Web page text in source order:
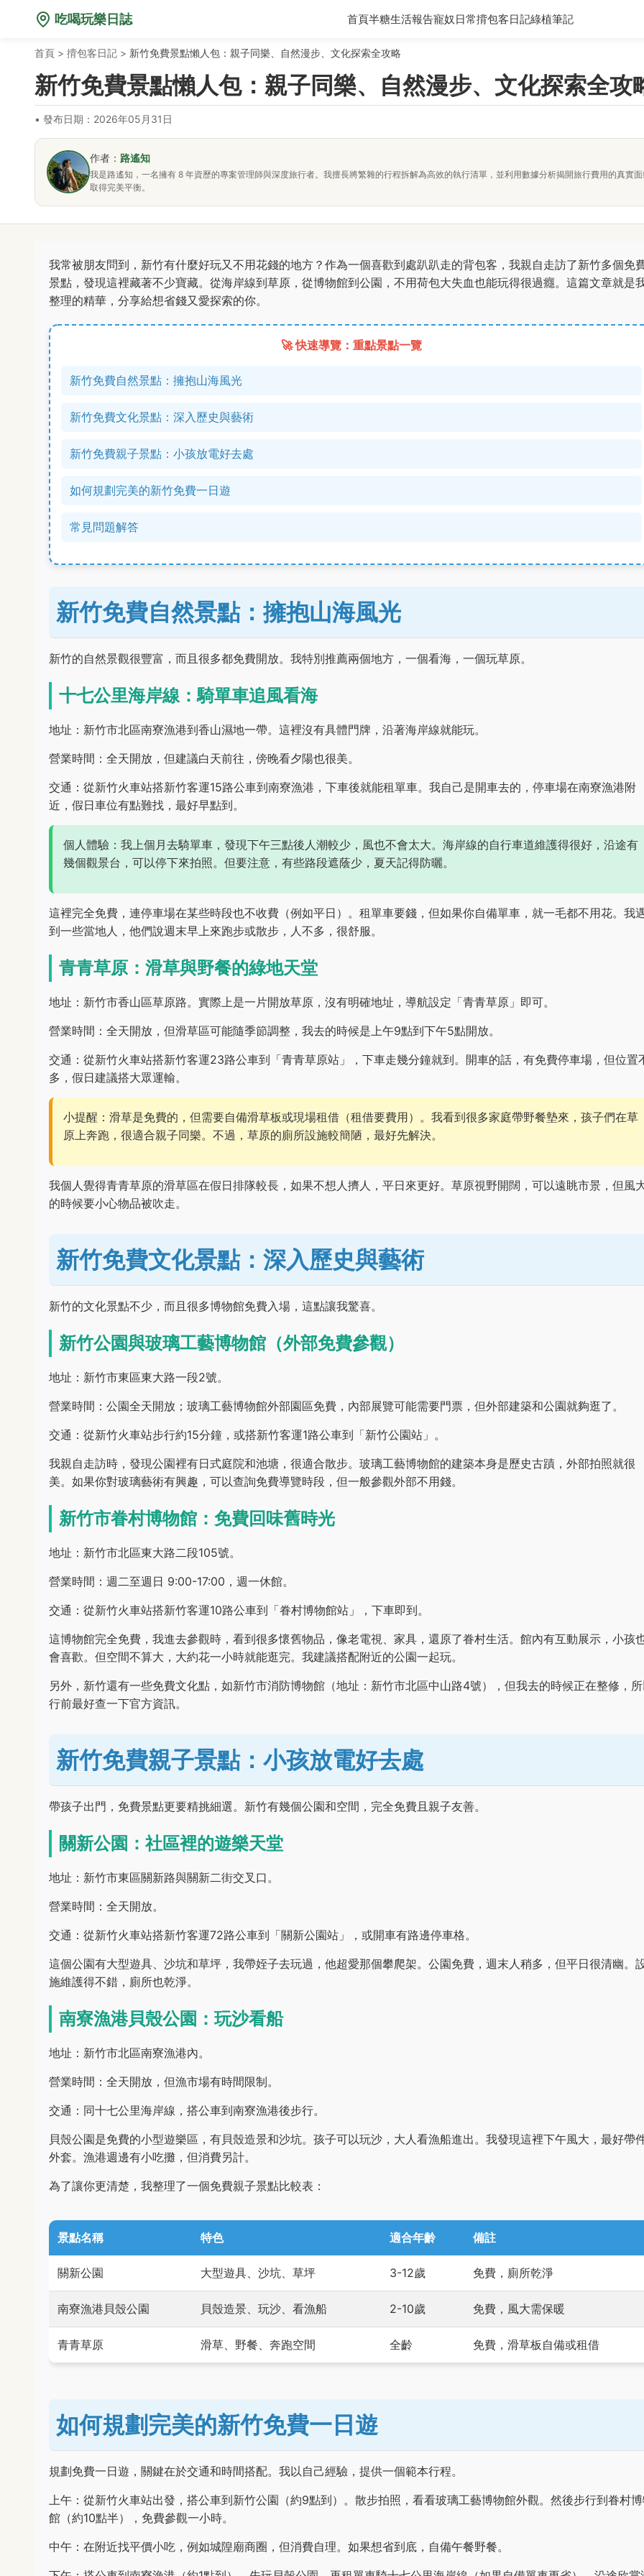
吃喝玩樂日誌 首頁半糖生活報告寵奴日常揹包客日記綠植筆記
首頁 > 揹包客日記 > 新竹免費景點懶人包：親子同樂、自然漫步、文化探索全攻略
新竹免費景點懶人包：親子同樂、自然漫步、文化探索全攻
• 發布日期：2026年05月31日
作者： 路遙知
我是路遙知，一名擁有 8 年資歷的專案管理師與深度旅行者。我擅長將繁雜的行程拆解為高效的執行清單，並利用數據分析揭開旅行費用的真實
取得完美平衡。
我常被朋友問到，新竹有什麼好玩又不用花錢的地方？作為一個喜歡到處趴趴走的背包客，我親自走訪了新竹多個免
景點，發現這裡藏著不少寶藏。從海岸線到草原，從博物館到公園，不用荷包大失血也能玩得很過癮。這篇文章就是
整理的精華，分享給想省錢又愛探索的你。
🚀 快速導覽：重點景點一覽
新竹免費自然景點：擁抱山海風光
新竹免費文化景點：深入歷史與藝術
新竹免費親子景點：小孩放電好去處
如何規劃完美的新竹免費一日遊
常見問題解答
新竹免費自然景點：擁抱山海風光
新竹的自然景觀很豐富，而且很多都免費開放。我特別推薦兩個地方，一個看海，一個玩草原。
十七公里海岸線：騎單車追風看海
地址：新竹市北區南寮漁港到香山濕地一帶。這裡沒有具體門牌，沿著海岸線就能玩。
營業時間：全天開放，但建議白天前往，傍晚看夕陽也很美。
交通：從新竹火車站搭新竹客運15路公車到南寮漁港，下車後就能租單車。我自己是開車去的，停車場在南寮漁港附
近，假日車位有點難找，最好早點到。
個人體驗：我上個月去騎單車，發現下午三點後人潮較少，風也不會太大。海岸線的自行車道維護得很好，沿途有
幾個觀景台，可以停下來拍照。但要注意，有些路段遮蔭少，夏天記得防曬。
這裡完全免費，連停車場在某些時段也不收費（例如平日）。租單車要錢，但如果你自備單車，就一毛都不用花。我
到一些當地人，他們說週末早上來跑步或散步，人不多，很舒服。
青青草原：滑草與野餐的綠地天堂
地址：新竹市香山區草原路。實際上是一片開放草原，沒有明確地址，導航設定「青青草原」即可。
營業時間：全天開放，但滑草區可能隨季節調整，我去的時候是上午9點到下午5點開放。
交通：從新竹火車站搭新竹客運23路公車到「青青草原站」，下車走幾分鐘就到。開車的話，有免費停車場，但位置
多，假日建議搭大眾運輸。
小提醒：滑草是免費的，但需要自備滑草板或現場租借（租借要費用）。我看到很多家庭帶野餐墊來，孩子們在草
原上奔跑，很適合親子同樂。不過，草原的廁所設施較簡陋，最好先解決。
我個人覺得青青草原的滑草區在假日排隊較長，如果不想人擠人，平日來更好。草原視野開闊，可以遠眺市景，但風
的時候要小心物品被吹走。
新竹免費文化景點：深入歷史與藝術
新竹的文化景點不少，而且很多博物館免費入場，這點讓我驚喜。
新竹公園與玻璃工藝博物館（外部免費參觀）
地址：新竹市東區東大路一段2號。
營業時間：公園全天開放；玻璃工藝博物館外部園區免費，內部展覽可能需要門票，但外部建築和公園就夠逛了。
交通：從新竹火車站步行約15分鐘，或搭新竹客運1路公車到「新竹公園站」。
我親自走訪時，發現公園裡有日式庭院和池塘，很適合散步。玻璃工藝博物館的建築本身是歷史古蹟，外部拍照就很
美。如果你對玻璃藝術有興趣，可以查詢免費導覽時段，但一般參觀外部不用錢。
新竹市眷村博物館：免費回味舊時光
地址：新竹市北區東大路二段105號。
營業時間：週二至週日 9:00-17:00，週一休館。
交通：從新竹火車站搭新竹客運10路公車到「眷村博物館站」，下車即到。
這博物館完全免費，我進去參觀時，看到很多懷舊物品，像老電視、家具，還原了眷村生活。館內有互動展示，小孩
會喜歡。但空間不算大，大約花一小時就能逛完。我建議搭配附近的公園一起玩。
另外，新竹還有一些免費文化點，如新竹市消防博物館（地址：新竹市北區中山路4號），但我去的時候正在整修，
行前最好查一下官方資訊。
新竹免費親子景點：小孩放電好去處
帶孩子出門，免費景點更要精挑細選。新竹有幾個公園和空間，完全免費且親子友善。
關新公園：社區裡的遊樂天堂
地址：新竹市東區關新路與關新二街交叉口。
營業時間：全天開放。
交通：從新竹火車站搭新竹客運72路公車到「關新公園站」，或開車有路邊停車格。
這個公園有大型遊具、沙坑和草坪，我帶姪子去玩過，他超愛那個攀爬架。公園免費，週末人稍多，但平日很清幽。
施維護得不錯，廁所也乾淨。
南寮漁港貝殼公園：玩沙看船
地址：新竹市北區南寮漁港內。
營業時間：全天開放，但漁市場有時間限制。
交通：同十七公里海岸線，搭公車到南寮漁港後步行。
貝殼公園是免費的小型遊樂區，有貝殼造景和沙坑。孩子可以玩沙，大人看漁船進出。我發現這裡下午風大，最好帶
外套。漁港週邊有小吃攤，但消費另計。
為了讓你更清楚，我整理了一個免費親子景點比較表：
景點名稱 特色 適合年齡 備註
關新公園 大型遊具、沙坑、草坪 3-12歲 免費，廁所乾淨
南寮漁港貝殼公園 貝殼造景、玩沙、看漁船 2-10歲 免費，風大需保暖
青青草原 滑草、野餐、奔跑空間 全齡 免費，滑草板自備或租借
如何規劃完美的新竹免費一日遊
規劃免費一日遊，關鍵在於交通和時間搭配。我以自己經驗，提供一個範本行程。
上午：從新竹火車站出發，搭公車到新竹公園（約9點到）。散步拍照，看看玻璃工藝博物館外觀。然後步行到眷村
館（約10點半），免費參觀一小時。
中午：在附近找平價小吃，例如城隍廟商圈，但消費自理。如果想省到底，自備午餐野餐。